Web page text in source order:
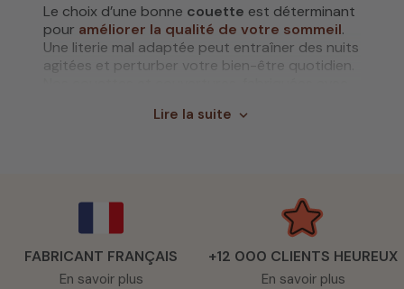
Le choix d’une bonne couette est déterminant
pour améliorer la qualité de votre sommeil.
Une literie mal adaptée peut entraîner des nuits
agitées et perturber votre bien-être quotidien.
bonne isolation thermique toute l'année. Elles
gammes. Vous pouvez choisir selon vos
préférences de matériaux : des fibres naturelles
comme la laine et le duvet, ou des options
synthétiques hypoallergéniques pour les
personnes allergiques. Chacune de nos
Lire la suite expand_more
FABRICANT FRANÇAIS
En savoir plus
+12 000 CLIENTS HEUREUX
En savoir plus